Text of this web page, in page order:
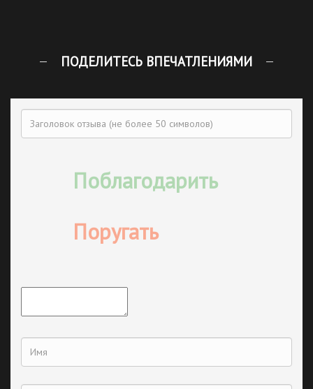
ПОДЕЛИТЕСЬ ВПЕЧАТЛЕНИЯМИ
Поблагодарить
Поругать